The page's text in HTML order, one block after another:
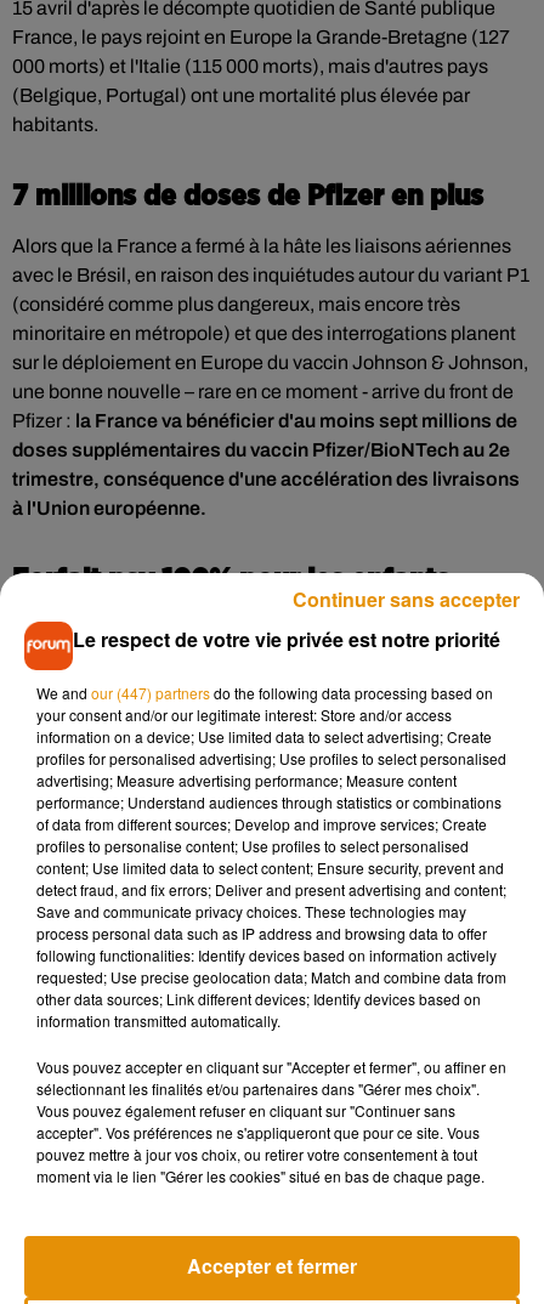
15 avril d'après le décompte quotidien de Santé publique
France, le pays rejoint en Europe la Grande-Bretagne (127
000 morts) et l'Italie (115 000 morts), mais d'autres pays
(Belgique, Portugal) ont une mortalité plus élevée par
habitants.
7 millions de doses de Pfizer en plus
Alors que la France a fermé à la hâte les liaisons aériennes
avec le Brésil, en raison des inquiétudes autour du variant P1
(considéré comme plus dangereux, mais encore très
minoritaire en métropole) et que des interrogations planent
sur le déploiement en Europe du vaccin Johnson & Johnson,
une bonne nouvelle – rare en ce moment - arrive du front de
Pfizer : la France va bénéficier d'au moins sept millions de
doses supplémentaires du vaccin Pfizer/BioNTech au 2e
trimestre, conséquence d'une accélération des livraisons
à l'Union européenne.
Forfait psy 100% pour les enfants
Dans ce contexte, la France pourra-t-elle rouvrir ses
terrasses à la mi-mai
Macron ?Le chef de l'Etat réunit une partie du
gouvernement ce jeudi à 18h sur ce sujet. Au menu
également, la réouverture progressive des lieux culturels,
sous cloche depuis plus de cinq mois.
Sur le front du Covid-19, la situation tarde à s'améliorer. Mais
les services de psychiatrie pour enfants, en manque
d'effectifs en temps normal, sont aussi débordés.
Le chef de l'Etat a annoncé la mise en place d'un"forfait
psy", qui permettra leremboursement à 100% de 10
séances de psychologue en ville pour les 3-17 ans.
Avant l'échéance de la mi-mai, une autre se profile le 26 avril,
le retour à l'école des enfants dans le primaire, après trois
semaines de fermeture.
Dans une pétition en ligne (27 000 signataires mercredi soir),
maintien duprincipe de la classe fermée au premier cas de
, l'équipement des locaux en capteurs CO2 pour une
meilleure aération et la vaccination de tous les personnels
Le respect de votre vie privée est notre priorité
We and our (447) partnersdo the following data processing based on
your consent and/or our legitimate interest: Store and/or access
information on a device; Use limited data to select advertising; Create
profiles for personalised advertising; Use profiles to select personalised
advertising; Measure advertising performance; Measure content
performance; Understand audiences through statistics or combinations
of data from different sources; Develop and improve services; Create
profiles to personalise content; Use profiles to select personalised
content; Use limited data to select content; Ensure security, prevent and
detect fraud, and fix errors; Deliver and present advertising and content;
Save and communicate privacy choices. These technologies may
process personal data such as IP address and browsing data to offer
following functionalities: Identify devices based on information actively
requested; Use precise geolocation data; Match and combine data from
other data sources; Link different devices; Identify devices based on
information transmitted automatically.
Vous pouvez accepter en cliquant sur "Accepter et fermer", ou affiner en
sélectionnant les finalités et/ou partenaires dans "Gérer mes choix".
Vous pouvez également refuser en cliquant sur "Continuer sans
accepter". Vos préférences ne s'appliqueront que pour ce site. Vous
pouvez mettre à jour vos choix, ou retirer votre consentement à tout
moment via le lien "Gérer les cookies" situé en bas de chaque page.
Accepter et fermer
Continuer sans accepter